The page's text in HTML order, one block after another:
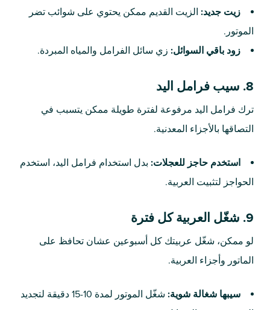
زيت جديد:الزيت القديم ممكن يحتوي على شوائب تضر
الموتور.
زود باقي السوائل:زي سائل الفرامل والمياه المبردة.
8. سيب فرامل اليد
ترك فرامل اليد مرفوعة لفترة طويلة ممكن يتسبب في
التصاقها بالأجزاء المعدنية.
استخدم حاجز للعجلات:بدل استخدام فرامل اليد، استخدم
الحواجز لتثبيت العربية.
9. شغّل العربية كل فترة
لو ممكن، شغّل عربيتك كل أسبوعين عشان تحافظ على
الماتور وأجزاء العربية.
سيبها شغالة شوية:
شغّل الموتور لمدة 10-15 دقيقة لتجديد